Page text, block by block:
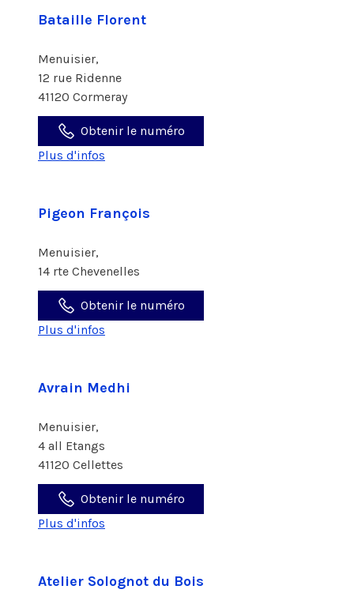
Bataille Florent
Menuisier,
12 rue Ridenne
41120 Cormeray
Obtenir le numéro
Plus d'infos
Pigeon François
Menuisier,
14 rte Chevenelles
Obtenir le numéro
Plus d'infos
Avrain Medhi
Menuisier,
4 all Etangs
41120 Cellettes
Obtenir le numéro
Plus d'infos
Atelier Solognot du Bois